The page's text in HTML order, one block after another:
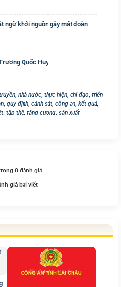
ngữ khởi nguồn gây mất đoàn
Quốc Huy
nhà nước thực hiện chỉ đạo triển
quy định cảnh sát công an kết quả
tập thể, tăng cường sản xuất
0 đánh giá
giá bài viết